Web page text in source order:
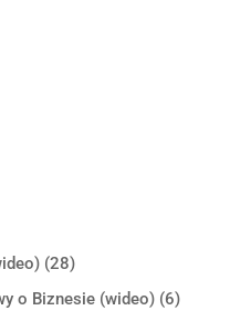
(28)
o Biznesie (wideo)(6)